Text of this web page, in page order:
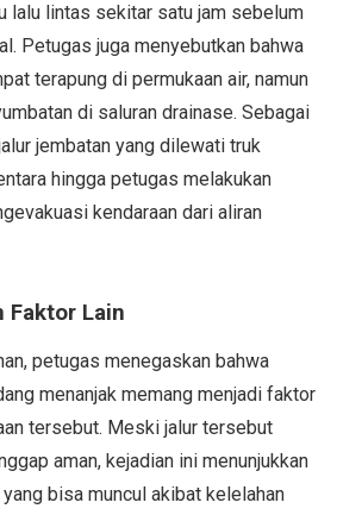
lalu lintas sekitar satu jam sebelum
Petugas juga menyebutkan bahwa
terapung di permukaan air, namun
di saluran drainase. Sebagai
jembatan yang dilewati truk
hingga petugas melakukan
kendaraan dari aliran
Faktor Lain
petugas menegaskan bahwa
menanjak memang menjadi faktor
tersebut. Meski jalur tersebut
aman, kejadian ini menunjukkan
bisa muncul akibat kelelahan